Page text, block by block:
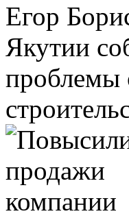
Егор
Якутии
проблемы